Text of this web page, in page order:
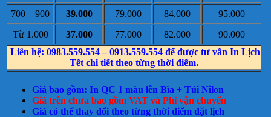
700 – 900
39.000 79.000 84.000
95.000
Từ 1.000
37.000 77.000 82.000
90.000
Liên hệ: 0983.559.554 – 0913.559.554 để được tư vấn In Lịch
Tết chi tiết theo từng thời điểm.
Giá bao gồm: In QC 1 màu lên Bìa + Túi Nilon
Giá trên chưa bao gồm VAT và Phí vận chuyển
Giá có thể thay đổi theo từng thời điểm đặt lịch